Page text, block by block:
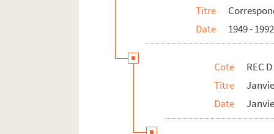
REC M 1-4. Documentation générale sur la
REC V 1. Affiches.
Titre
Date
1949 - 1992
Cote
REC
Titre
Date